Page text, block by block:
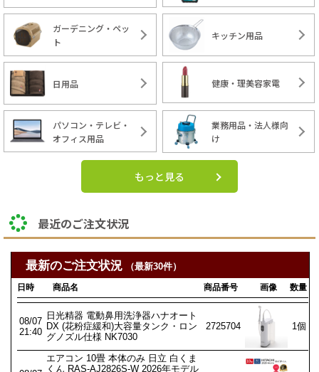
ガーデニング・ペッ
ト
キッチン用品
日用品 健康・理美容家電
パソコン・テレビ・
オフィス用品
業務用品・法人様向
け
もっと見る
最近のご注文状況